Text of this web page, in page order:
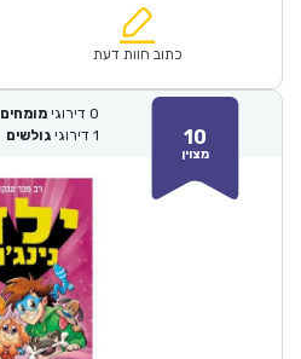
₪78.00.
הוא:
כתוב חוות דעת
10
מצוין
0 דירוגי מומחים
1 דירוגי גולשים